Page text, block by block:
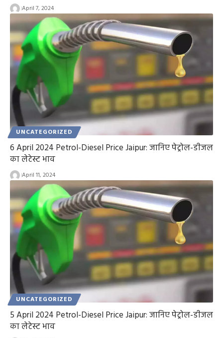
April 7, 2024
UNCATEGORIZED
6 April 2024 Petrol-Diesel Price Jaipur: जानिए पेट्रोल-डीजल
का लेटेस्ट भाव
April 11, 2024
UNCATEGORIZED
5 April 2024 Petrol-Diesel Price Jaipur: जानिए पेट्रोल-डीजल
का लेटेस्ट भाव